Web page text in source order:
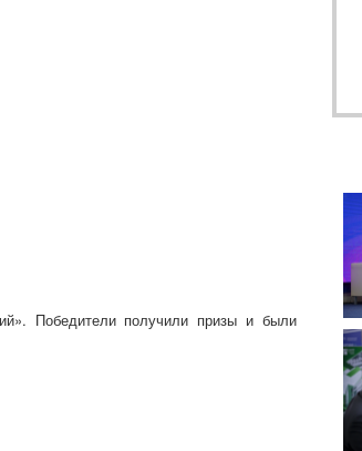
Победители получили призы и были